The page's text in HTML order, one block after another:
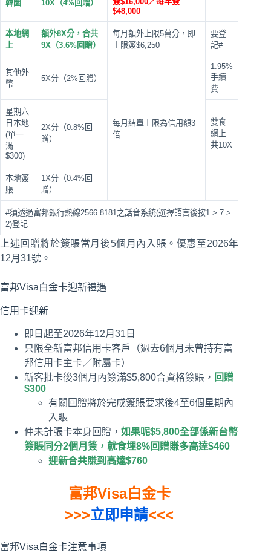
$48,000
韓圜
10X（4%回贈）
本地網
上
額外8X分，合共
9X（3.6%回贈）
每月額外上限5萬分，即
上限簽$6,250
要登
記#
其他外
幣
5X分（2%回贈）
每月結單上限為信用額3
倍
1.95%
手續
費
星期六
日本地
(單一
滿
$300)
2X分（0.8%回
贈）
雙食
網上
共10X
本地簽
賬
1X分（0.4%回
贈）
#須透過富邦銀行熱線2566 8181之話音系統(選擇語言後按1 > 7 >
2)登記
上述回贈將於簽賬當月後5個月內入賬。優惠至2026年
12月31號。
富邦Visa白金卡迎新禮遇
信用卡迎新
即日起至2026年12月31日
只限全新富邦信用卡客戶（過去6個月未曾持有富
邦信用卡主卡／附屬卡）
新客批卡後3個月內簽滿$5,800合資格簽賬， 回贈
$300
有關回贈將於完成簽賬要求後4至6個星期內
入賬
仲未計張卡本身回贈， 如果呢$5,800全部係新台幣
簽賬同分2個月簽，就食埋8%回贈賺多高達$460
迎新合共賺到高達$760
富邦Visa白金卡
>>>立即申請<<<
富邦Visa白金卡注意事項